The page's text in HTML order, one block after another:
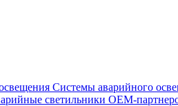
Системы аварийного
светильники ОЕМ-